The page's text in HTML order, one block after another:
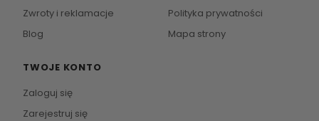
Zwroty i reklamacje
Blog
Polityka prywatności
Mapa strony
TWOJE KONTO
Zaloguj się
Zarejestruj się